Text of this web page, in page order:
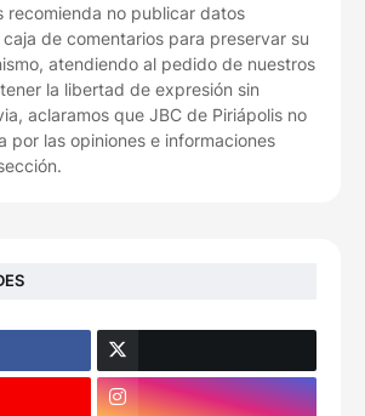
recomienda no publicar datos
de comentarios para preservar su
atendiendo al pedido de nuestros
la libertad de expresión sin
aclaramos que JBC de Piriápolis no
por las opiniones e informaciones